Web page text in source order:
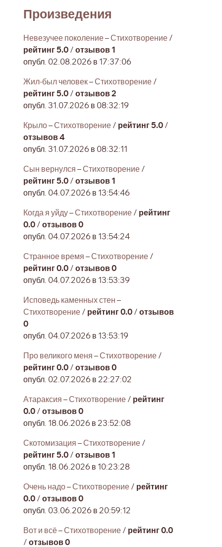
Произведения
Невезучее поколение–Стихотворение /
рейтинг 5.0 / отзывов 1
опубл. 02.08.2026 в 17:37:06
Жил-был человек–Стихотворение /
рейтинг 5.0 / отзывов 2
опубл. 31.07.2026 в 08:32:19
Крыло–Стихотворение / рейтинг 5.0 /
отзывов 4
опубл. 31.07.2026 в 08:32:11
Сын вернулся –Стихотворение /
рейтинг 5.0 / отзывов 1
опубл. 04.07.2026 в 13:54:46
Когда я уйду–Стихотворение / рейтинг
0.0 / отзывов 0
опубл. 04.07.2026 в 13:54:24
Странное время –Стихотворение /
рейтинг 0.0 / отзывов 0
опубл. 04.07.2026 в 13:53:39
Исповедь каменных стен –
Стихотворение / рейтинг 0.0 / отзывов
0
опубл. 04.07.2026 в 13:53:19
Про великого меня –Стихотворение /
рейтинг 0.0 / отзывов 0
опубл. 02.07.2026 в 22:27:02
Атараксия –Стихотворение / рейтинг
0.0 / отзывов 0
опубл. 18.06.2026 в 23:52:08
Скотомизация –Стихотворение /
рейтинг 5.0 / отзывов 1
опубл. 18.06.2026 в 10:23:28
Очень надо–Стихотворение / рейтинг
0.0 / отзывов 0
опубл. 03.06.2026 в 20:59:12
Вот и всё–Стихотворение / рейтинг 0.0
/ отзывов 0